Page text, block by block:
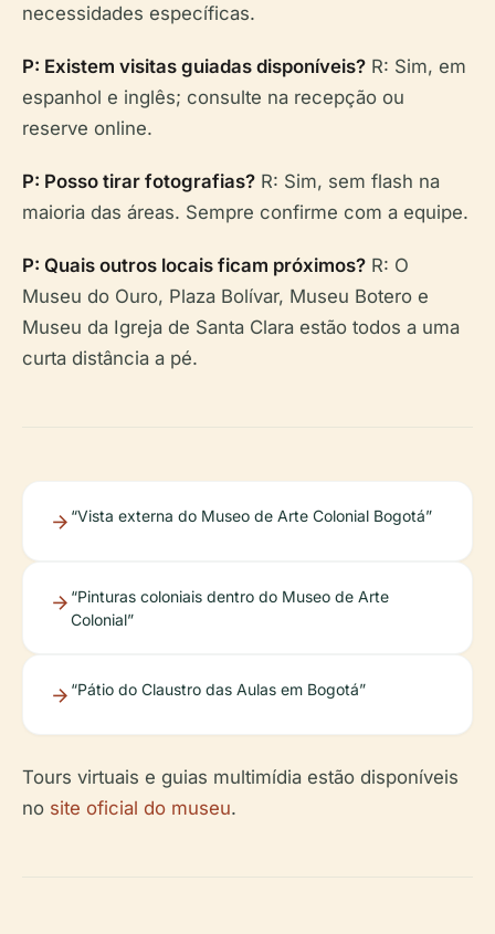
necessidades específicas.
P: Existem visitas guiadas disponíveis? R: Sim, em
espanhol e inglês; consulte na recepção ou
reserve online.
P: Posso tirar fotografias? R: Sim, sem flash na
maioria das áreas. Sempre confirme com a equipe.
P: Quais outros locais ficam próximos? R: O
Museu do Ouro, Plaza Bolívar, Museu Botero e
Museu da Igreja de Santa Clara estão todos a uma
curta distância a pé.
“Vista externa do Museo de Arte Colonial Bogotá”
“Pinturas coloniais dentro do Museo de Arte
Colonial”
“Pátio do Claustro das Aulas em Bogotá”
Tours virtuais e guias multimídia estão disponíveis
no site oficial do museu.